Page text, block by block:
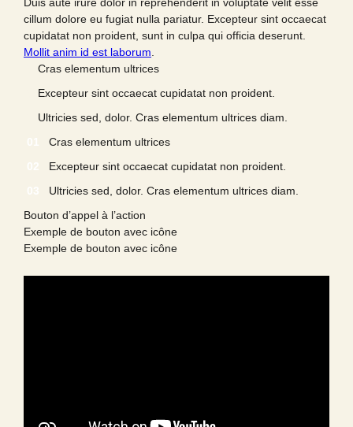
Duis aute irure dolor in reprehenderit in voluptate velit esse
cillum dolore eu fugiat nulla pariatur. Excepteur sint occaecat
cupidatat non proident, sunt in culpa qui officia deserunt.
Mollit anim id est laborum.
Cras elementum ultrices
Excepteur sint occaecat cupidatat non proident.
Ultricies sed, dolor. Cras elementum ultrices diam.
Cras elementum ultrices
Excepteur sint occaecat cupidatat non proident.
Ultricies sed, dolor. Cras elementum ultrices diam.
Bouton d’appel à l’action
Exemple de bouton avec icône
Exemple de bouton avec icône